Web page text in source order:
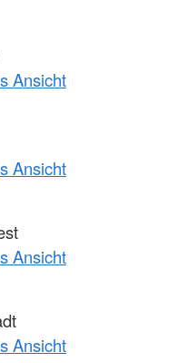
Ansicht
Ansicht
Ansicht
Ansicht